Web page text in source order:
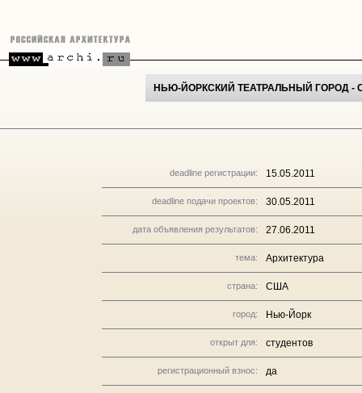
НЬЮ-ЙОРКСКИЙ ТЕАТРАЛЬНЫЙ ГОРОД -
deadline регистрации: 15.05.2011
deadline подачи проектов: 30.05.2011
дата объявления результатов: 27.06.2011
тема: Архитектура
страна: США
город: Нью-Йорк
открыт для: студентов
регистрационный взнос: да